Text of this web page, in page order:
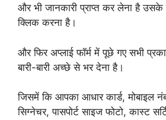
और भी जानकारी प्राप्त कर लेना है उसके
क्लिक करना है।
और फिर अप्लाई फॉर्म में पूछे गए सभी
बारी-बारी अच्छे से भर देना है।
जिसमें कि आपका आधार कार्ड, मोबाइल
सिग्नेचर, पासपोर्ट साइज फोटो, कास्ट